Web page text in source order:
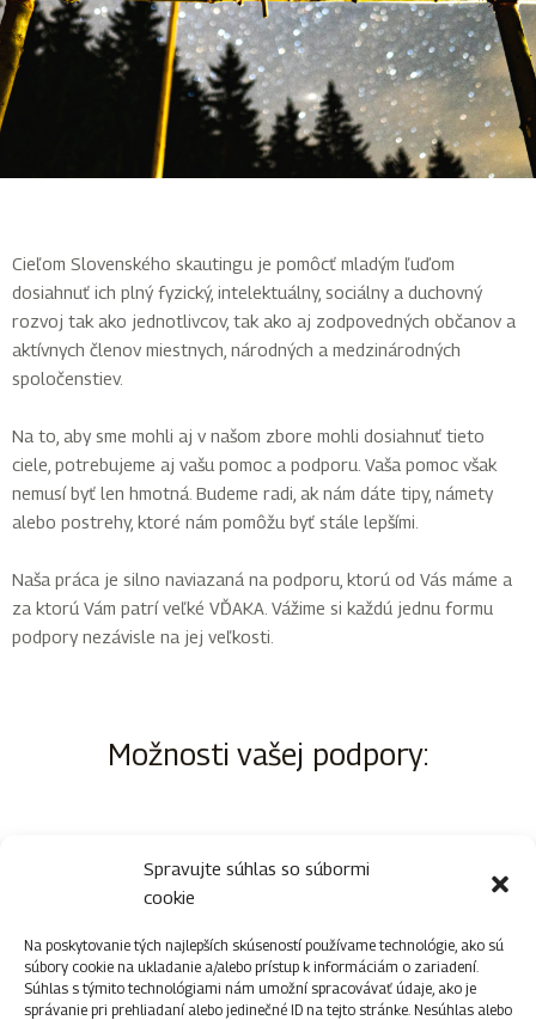
Spravujte súhlas so súbormi
cookie
Na poskytovanie tých najlepších skúseností používame technológie, ako sú
súbory cookie na ukladanie a/alebo prístup k informáciám o zariadení.
Súhlas s týmito technológiami nám umožní spracovávať údaje, ako je
správanie pri prehliadaní alebo jedinečné ID na tejto stránke. Nesúhlas alebo
Cieľom Slovenského skautingu je pomôcť mladým ľuďom
dosiahnuť ich plný fyzický, intelektuálny, sociálny a duchovný
rozvoj tak ako jednotlivcov, tak ako aj zodpovedných občanov a
aktívnych členov miestnych, národných a medzinárodných
spoločenstiev.
Na to, aby sme mohli aj v našom zbore mohli dosiahnuť tieto
ciele, potrebujeme aj vašu pomoc a podporu. Vaša pomoc však
nemusí byť len hmotná. Budeme radi, ak nám dáte tipy, námety
alebo postrehy, ktoré nám pomôžu byť stále lepšími.
Naša práca je silno naviazaná na podporu, ktorú od Vás máme a
za ktorú Vám patrí veľké VĎAKA. Vážime si každú jednu formu
podpory nezávisle na jej veľkosti.
Možnosti vašej podpory:
Materiálna podpora